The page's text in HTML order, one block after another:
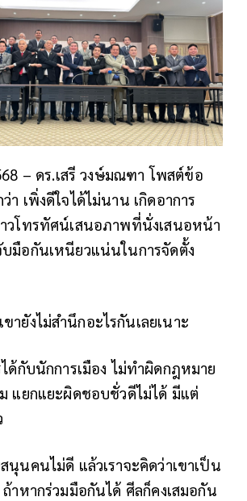
– ดร.เสรี วงษ์มณฑา โพสต์ข้อ
า เพิ่งดีใจได้ไม่นาน เกิดอาการ
วโทรทัศน์เสนอภาพที่นั่งเสนอหน้า
มือกันเหนียวแน่นในการจัดตั้ง
ยังไม่สำนึกอะไรกันเลยเนาะ
ได้กับนักการเมือง ไม่ทำผิดกฎหมาย
แยกแยะผิดชอบชั่วดีไม่ได้ มีแต่
นุนคนไม่ดี แล้วเราจะคิดว่าเขาเป็น
ถ้าหากร่วมมือกันได้ ศีลก็คงเสมอกัน